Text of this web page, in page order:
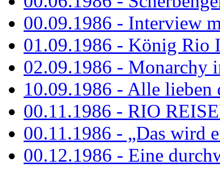
00.09.1986 - Interview
01.09.1986 - König Rio
02.09.1986 - Monarchy
10.09.1986 - Alle lieben
00.11.1986 - RIO
00.11.1986 - „Das wird
00.12.1986 - Eine